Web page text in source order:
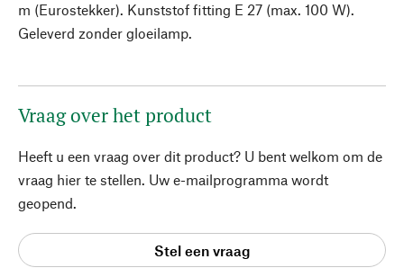
m (Eurostekker). Kunststof fitting E 27 (max. 100 W).
Geleverd zonder gloeilamp.
Vraag over het product
Heeft u een vraag over dit product? U bent welkom om de
vraag hier te stellen. Uw e-mailprogramma wordt
geopend.
Stel een vraag